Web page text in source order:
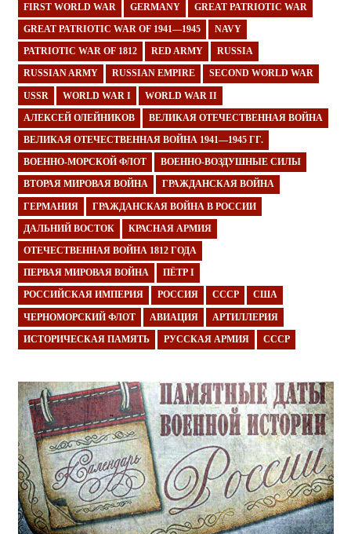
FIRST WORLD WAR GERMANY GREAT PATRIOTIC WAR
GREAT PATRIOTIC WAR OF 1941—1945 NAVY
PATRIOTIC WAR OF 1812 RED ARMY RUSSIA
RUSSIAN ARMY RUSSIAN EMPIRE SECOND WORLD WAR
USSR WORLD WAR I WORLD WAR II
АЛЕКСЕЙ ОЛЕЙНИКОВ ВЕЛИКАЯ ОТЕЧЕСТВЕННАЯ ВОЙНА
ВЕЛИКАЯ ОТЕЧЕСТВЕННАЯ ВОЙНА 1941—1945 ГГ.
ВОЕННО-МОРСКОЙ ФЛОТ ВОЕННО-ВОЗДУШНЫЕ СИЛЫ
ВТОРАЯ МИРОВАЯ ВОЙНА ГРАЖДАНСКАЯ ВОЙНА
ГЕРМАНИЯ ГРАЖДАНСКАЯ ВОЙНА В РОССИИ
ДАЛЬНИЙ ВОСТОК КРАСНАЯ АРМИЯ
ОТЕЧЕСТВЕННАЯ ВОЙНА 1812 ГОДА
ПЕРВАЯ МИРОВАЯ ВОЙНА ПЁТР I
РОССИЙСКАЯ ИМПЕРИЯ РОССИЯ СССР США
ЧЕРНОМОРСКИЙ ФЛОТ АВИАЦИЯ АРТИЛЛЕРИЯ
ИСТОРИЧЕСКАЯ ПАМЯТЬ РУССКАЯ АРМИЯ СССР